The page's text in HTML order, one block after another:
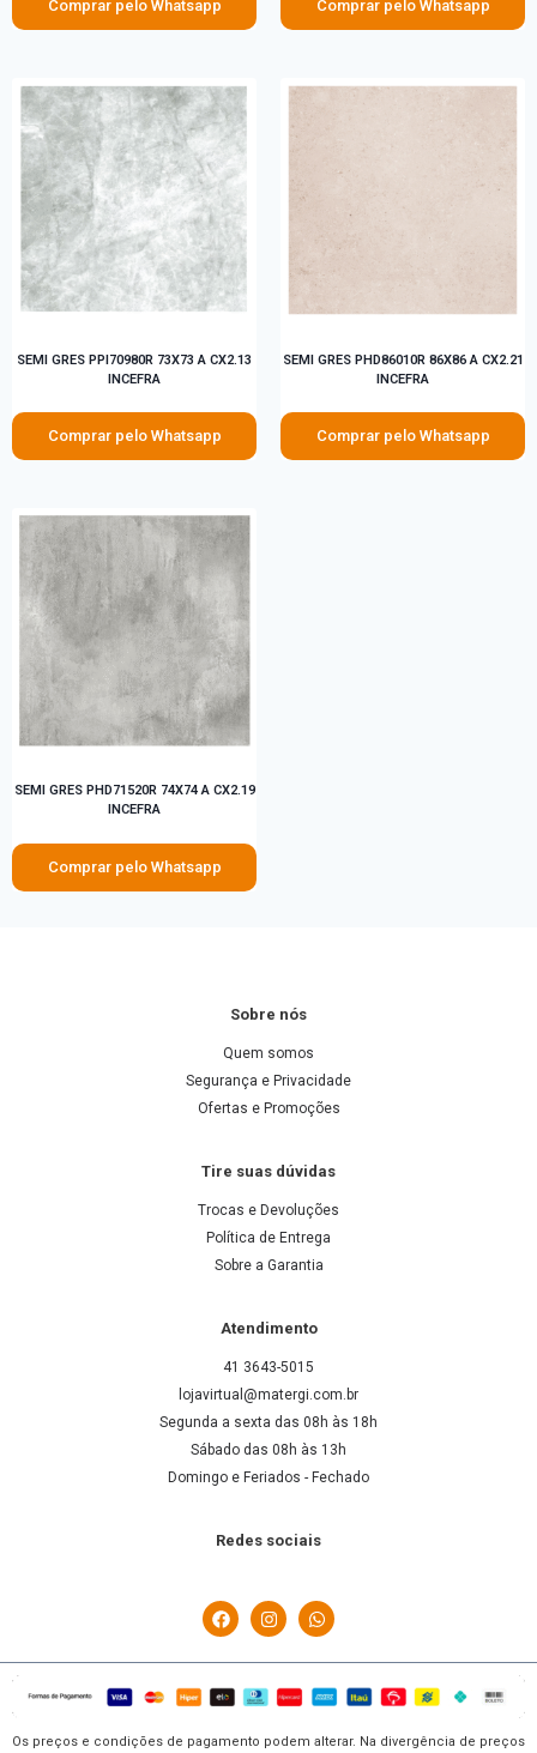
Comprar pelo Whatsapp Comprar pelo Whatsapp
SEMI GRES PPI70980R 73X73 A CX2.13
INCEFRA
Comprar pelo Whatsapp
SEMI GRES PHD86010R 86X86 A CX2.21
INCEFRA
Comprar pelo Whatsapp
SEMI GRES PHD71520R 74X74 A CX2.19
INCEFRA
Comprar pelo Whatsapp
Sobre nós
Quem somos
Segurança e Privacidade
Ofertas e Promoções
Tire suas dúvidas
Trocas e Devoluções
Política de Entrega
Sobre a Garantia
Atendimento
41 3643-5015
lojavirtual@matergi.com.br
Segunda a sexta das 08h às 18h
Sábado das 08h às 13h
Domingo e Feriados - Fechado
Redes sociais
Os preços e condições de pagamento podem alterar. Na divergência de preços